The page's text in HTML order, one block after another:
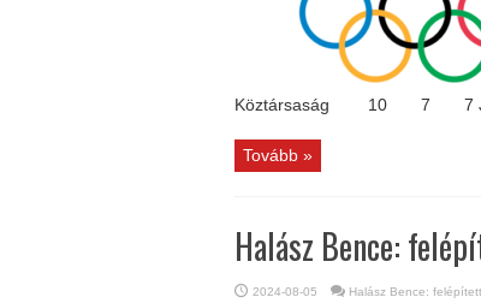
Köztársaság
Tovább »
Halász Bence:
2024-08-05 Halász Bence: